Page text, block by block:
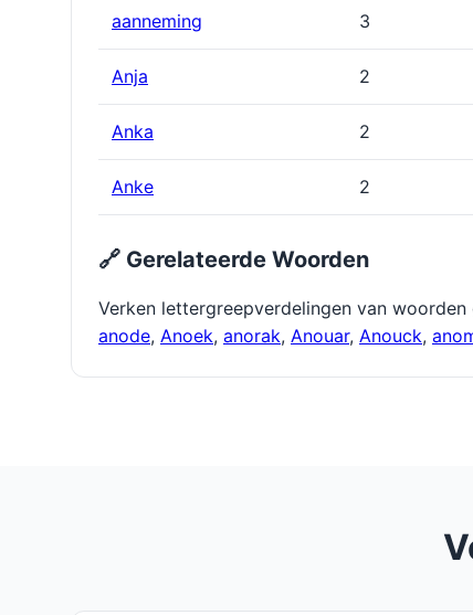
aanneming 3
Anja 2
Anka 2
Anke 2
🔗 Gerelateerde Woorden
Verken lettergreepverdelingen van woorden
anode, Anoek, anorak, Anouar, Anouck,